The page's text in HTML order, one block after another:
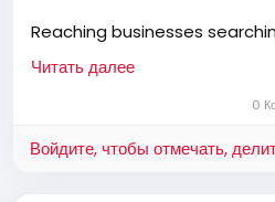
Reaching businesses
starts with stronger online
bureaus helps generate
Google and AI search.
that increase traffic, improve
Читать далее
0
Войдите, чтобы отмечать,